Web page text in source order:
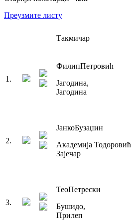
Преузмите листу
Такмичар
1 .
ФилипПетровић
Јагодина,
Јагодина
2.
ЈанкоБузаџин
Академија Тодоровић
Зајечар
3.
ТеоПетрески
Бушидо,
Прилеп